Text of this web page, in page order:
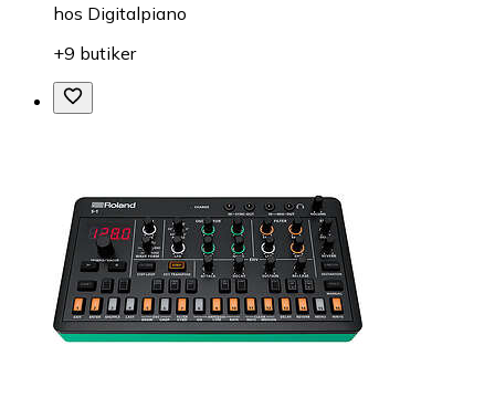
hos Digitalpiano
+9 butiker